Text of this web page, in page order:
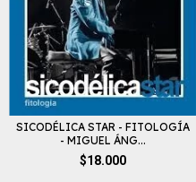
SICODÉLICA STAR - FITOLOGÍA
- MIGUEL ÁNG...
$18.000